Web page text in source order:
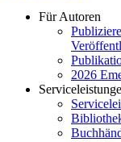
Für Autoren
2026